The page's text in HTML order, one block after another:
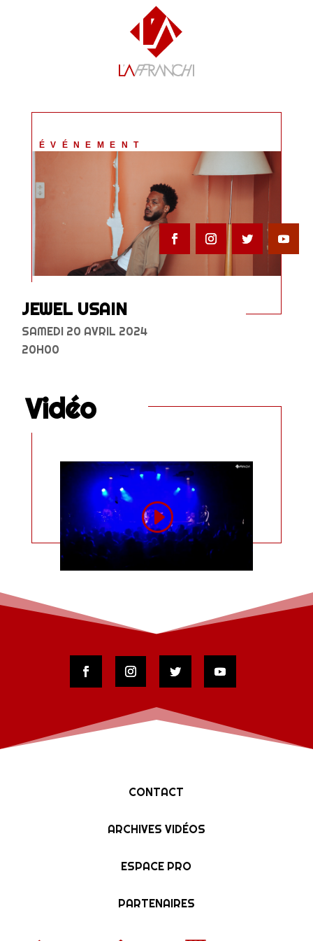
ÉVÉNEMENT
JEWEL USAIN
SAMEDI 20 AVRIL 2024
20H00
Vidéo
CONTACT
ARCHIVES VIDÉOS
ESPACE PRO
PARTENAIRES